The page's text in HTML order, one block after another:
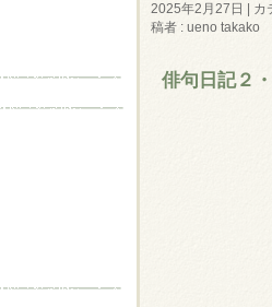
2025年2月27日 カ
稿者 : ueno takako
俳句日記２